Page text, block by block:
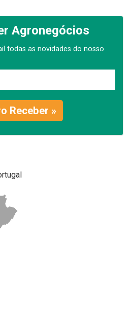
Agronegócios
todas as novidades do nosso
Receber »